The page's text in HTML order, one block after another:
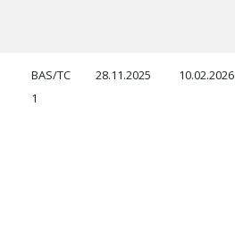
BAS/TC
1
28.11.2025 10.02.2026